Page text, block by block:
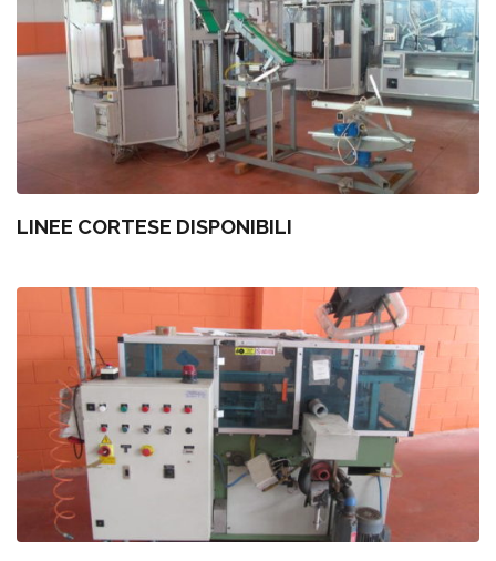
LINEE CORTESE DISPONIBILI